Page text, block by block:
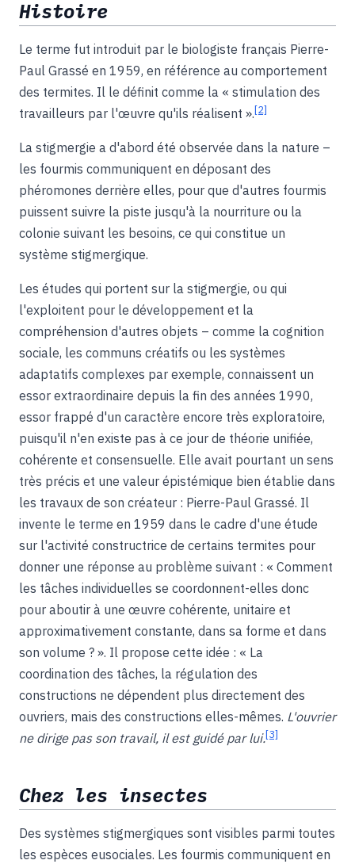
Histoire
Le terme fut introduit par le biologiste français Pierre-
Paul Grassé en 1959, en référence au comportement
des termites. Il le définit comme la « stimulation des
travailleurs par l'œuvre qu'ils réalisent ».[2]
La stigmergie a d'abord été observée dans la nature –
les fourmis communiquent en déposant des
phéromones derrière elles, pour que d'autres fourmis
puissent suivre la piste jusqu'à la nourriture ou la
colonie suivant les besoins, ce qui constitue un
système stigmergique.
Les études qui portent sur la stigmergie, ou qui
l'exploitent pour le développement et la
compréhension d'autres objets – comme la cognition
sociale, les communs créatifs ou les systèmes
adaptatifs complexes par exemple, connaissent un
essor extraordinaire depuis la fin des années 1990,
essor frappé d'un caractère encore très exploratoire,
puisqu'il n'en existe pas à ce jour de théorie unifiée,
cohérente et consensuelle. Elle avait pourtant un sens
très précis et une valeur épistémique bien établie dans
les travaux de son créateur : Pierre-Paul Grassé. Il
invente le terme en 1959 dans le cadre d'une étude
sur l'activité constructrice de certains termites pour
donner une réponse au problème suivant : « Comment
les tâches individuelles se coordonnent-elles donc
pour aboutir à une œuvre cohérente, unitaire et
approximativement constante, dans sa forme et dans
son volume ? ». Il propose cette idée : « La
coordination des tâches, la régulation des
constructions ne dépendent plus directement des
ouvriers, mais des constructions elles-mêmes. L'ouvrier
ne dirige pas son travail, il est guidé par lui.[3]
Chez les insectes
Des systèmes stigmergiques sont visibles parmi toutes
les espèces eusociales. Les fourmis communiquent en